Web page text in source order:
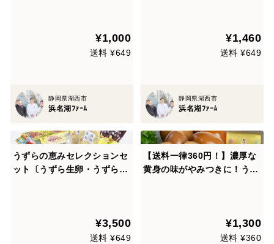
¥1,000
送料 ¥649
静岡県湖西市
浜名湖ﾌｧｰﾑ
¥1,460
送料 ¥649
静岡県湖西市
浜名湖ﾌｧｰﾑ
うずらの恵みセレクションセ
ット〔うずら生卵・うずら燻
¥3,500
送料 ¥649
【送料一律360円！】濃厚な
黄身の味がやみつきに！うず
¥1,300
送料 ¥360